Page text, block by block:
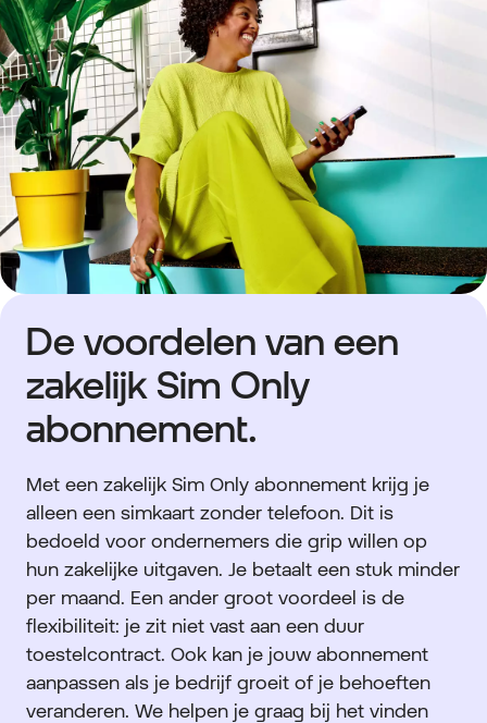
De voordelen van een
zakelijk Sim Only
abonnement.
Met een zakelijk Sim Only abonnement krijg je
alleen een simkaart zonder telefoon. Dit is
bedoeld voor ondernemers die grip willen op
hun zakelijke uitgaven. Je betaalt een stuk minder
per maand. Een ander groot voordeel is de
flexibiliteit: je zit niet vast aan een duur
toestelcontract. Ook kan je jouw abonnement
aanpassen als je bedrijf groeit of je behoeften
veranderen. We helpen je graag bij het vinden